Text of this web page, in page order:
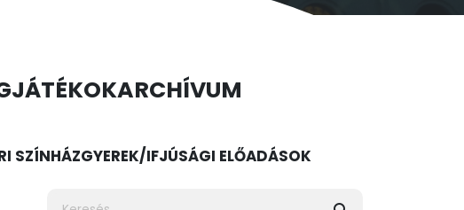
ARCHÍVUM
SZÍNHÁZGYEREK/IFJÚSÁGI ELŐADÁSOK